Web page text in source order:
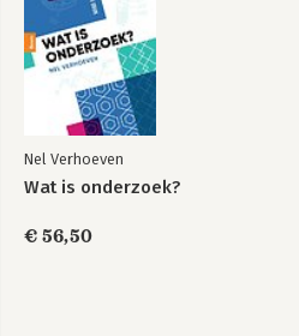
Nel Verhoeven
Wat is onderzoek?
€ 56,50